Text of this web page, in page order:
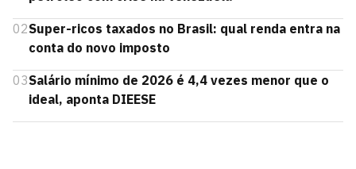
02Super-ricos taxados no Brasil: qual renda entra na
conta do novo imposto
03Salário mínimo de 2026 é 4,4 vezes menor que o
ideal, aponta DIEESE